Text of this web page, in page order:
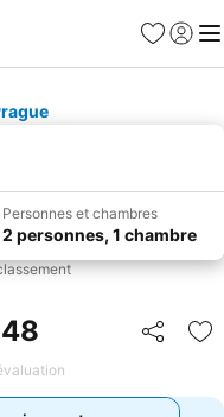
Favoris
Se
Personnes et chambres
2 personnes, 1 chambre
Partager